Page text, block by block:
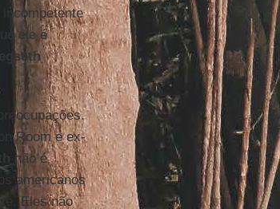
ele é
Room e ex-
não é
americanos
Eles não